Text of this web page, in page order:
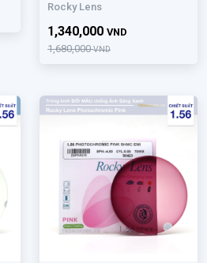
Rocky Lens
1,680,000VND
1,340,000 VND